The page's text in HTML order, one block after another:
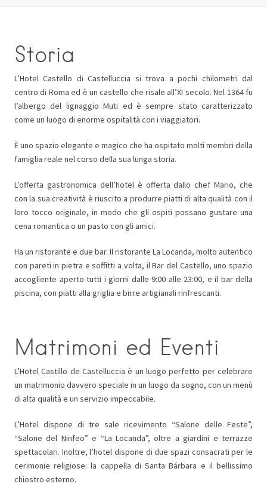
Storia
L’Hotel Castello di Castelluccia si trova a pochi chilometri dal
centro di Roma ed è un castello che risale all’XI secolo. Nel 1364 fu
l’albergo del lignaggio Muti ed è sempre stato caratterizzato
come un luogo di enorme ospitalità con i viaggiatori.
È uno spazio elegante e magico che ha ospitato molti membri della
famiglia reale nel corso della sua lunga storia.
L’offerta gastronomica dell’hotel è offerta dallo chef Mario, che
con la sua creatività è riuscito a produrre piatti di alta qualità con il
loro tocco originale, in modo che gli ospiti possano gustare una
cena romantica o un pasto con gli amici.
Ha un ristorante e due bar. Il ristorante La Locanda, molto autentico
con pareti in pietra e soffitti a volta, il Bar del Castello, uno spazio
accogliente aperto tutti i giorni dalle 9:00 alle 23:00, e il bar della
piscina, con piatti alla griglia e birre artigianali rinfrescanti.
Matrimoni ed Eventi
L’Hotel Castillo de Castelluccia è un luogo perfetto per celebrare
un matrimonio davvero speciale in un luogo da sogno, con un menù
di alta qualità e un servizio impeccabile.
L’Hotel dispone di tre sale ricevimento “Salone delle Feste”,
“Salone del Ninfeo” e “La Locanda”, oltre a giardini e terrazze
spettacolari. Inoltre, l’hotel dispone di due spazi consacrati per le
cerimonie religiose: la cappella di Santa Bárbara e il bellissimo
chiostro esterno.